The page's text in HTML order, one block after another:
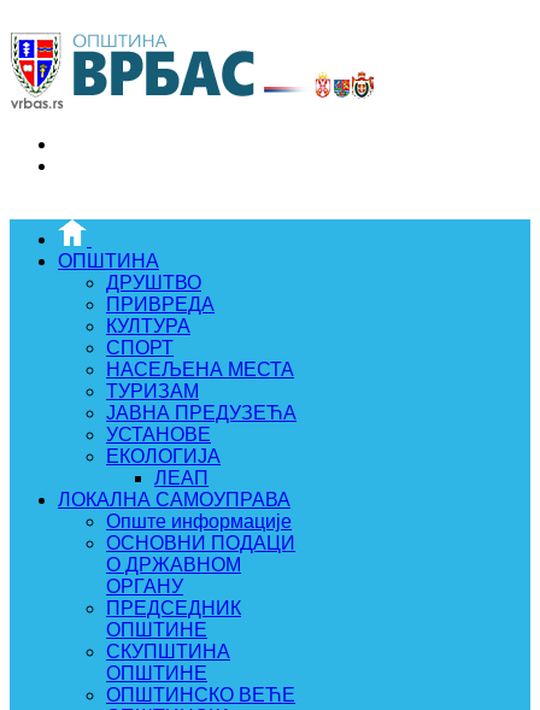
ОПШТИНА
ДРУШТВО
ПРИВРЕДА
КУЛТУРА
СПОРТ
НАСЕЉЕНА МЕСТА
ТУРИЗАМ
ЈАВНА ПРЕДУЗЕЋА
УСТАНОВЕ
ЕКОЛОГИЈА
ЛЕАП
ЛОКАЛНА САМОУПРАВА
Опште информације
ОСНОВНИ ПОДАЦИ
О ДРЖАВНОМ
ОРГАНУ
ПРЕДСЕДНИК
ОПШТИНЕ
СКУПШТИНА
ОПШТИНЕ
ОПШТИНСКО ВЕЋЕ